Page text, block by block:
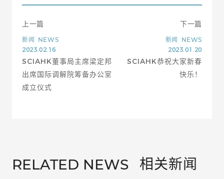
上一篇
新闻
NEWS
2023.02.16
SCIAHK董事局主席梁定邦
出席国际调解院筹备办公室
成立仪式
下一篇
新闻
NEWS
2023.01.20
SCIAHK恭祝大家新春
快乐！
RELATED NEWS 相关新闻